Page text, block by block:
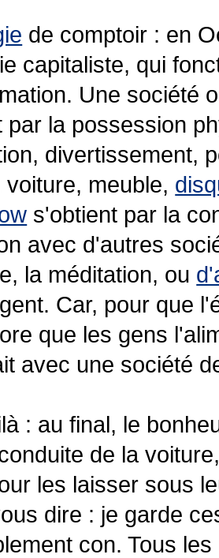
de comptoir : en
capitaliste, qui
Une société
par la possession
divertissement,
voiture, meuble,
s'obtient par la
avec d'autres
la méditation, ou
Car, pour que
que les gens
avec une société
: au final, le
de la
les laisser sous
dire : je garde
con. Tous